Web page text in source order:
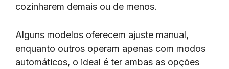
cozinharem demais ou de menos.
Alguns modelos oferecem ajuste manual,
enquanto outros operam apenas com modos
automáticos, o ideal é ter ambas as opções